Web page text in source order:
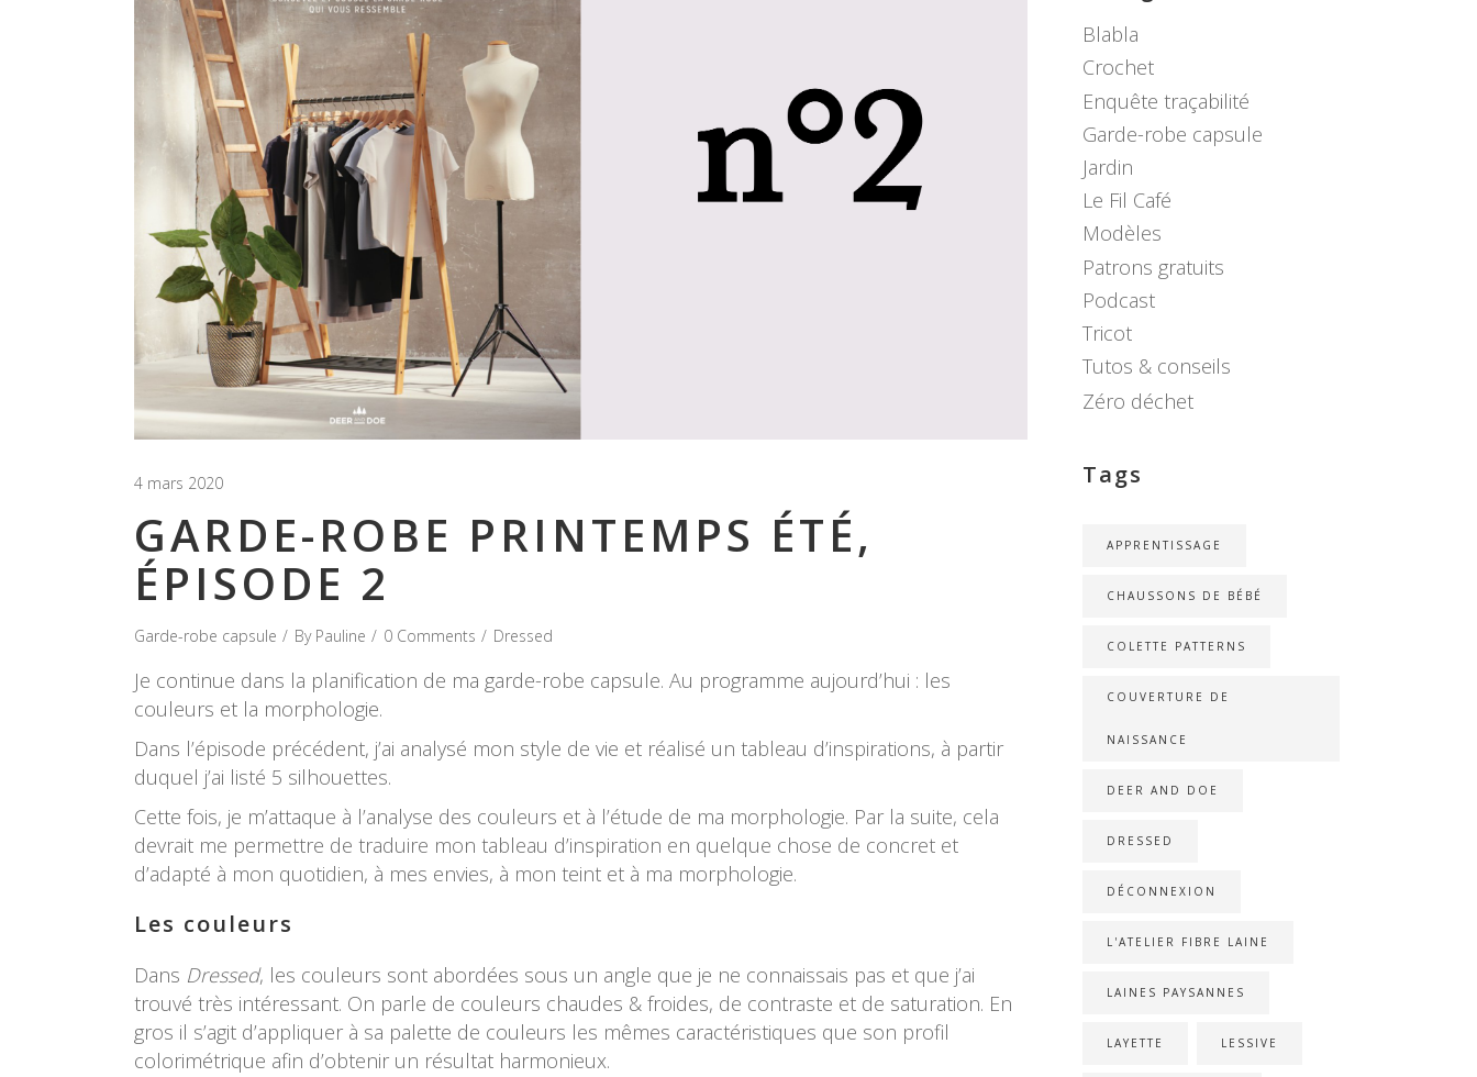
4 mars 2020
GARDE-ROBE PRINTEMPS ÉTÉ,
ÉPISODE 2
Garde-robe capsule By Pauline 0 Comments Dressed
Je continue dans la planification de ma garde-robe capsule. Au programme aujourd’hui : les
couleurs et la morphologie.
Dans l’épisode précédent, j’ai analysé mon style de vie et réalisé un tableau d’inspirations, à partir
duquel j’ai listé 5 silhouettes.
Cette fois, je m’attaque à l’analyse des couleurs et à l’étude de ma morphologie. Par la suite, cela
devrait me permettre de traduire mon tableau d’inspiration en quelque chose de concret et
d’adapté à mon quotidien, à mes envies, à mon teint et à ma morphologie.
Les couleurs
Dans Dressed, les couleurs sont abordées sous un angle que je ne connaissais pas et que j’ai
trouvé très intéressant. On parle de couleurs chaudes & froides, de contraste et de saturation. En
gros il s’agit d’appliquer à sa palette de couleurs les mêmes caractéristiques que son profil
colorimétrique afin d’obtenir un résultat harmonieux.
Blabla
Crochet
Enquête traçabilité
Garde-robe capsule
Jardin
Le Fil Café
Modèles
Patrons gratuits
Podcast
Tricot
Tutos & conseils
Zéro déchet
Tags
APPRENTISSAGE
CHAUSSONS DE BÉBÉ
COLETTE PATTERNS
COUVERTURE DE
NAISSANCE
DEER AND DOE
DRESSED
DÉCONNEXION
L'ATELIER FIBRE LAINE
LAINES PAYSANNES
LAYETTE LESSIVE